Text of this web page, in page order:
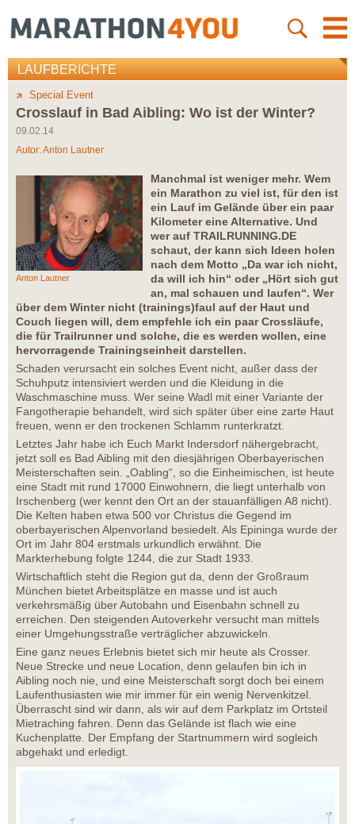
LAUFBERICHTE
Special Event
Crosslauf in Bad Aibling: Wo ist der Winter?
09.02.14
Autor:Anton Lautner
Anton Lautner
Manchmal ist weniger mehr. Wem
ein Marathon zu viel ist, für den ist
ein Lauf im Gelände über ein paar
Kilometer eine Alternative. Und
wer auf TRAILRUNNING.DE
schaut, der kann sich Ideen holen
nach dem Motto „Da war ich nicht,
da will ich hin“ oder „Hört sich gut
an, mal schauen und laufen“. Wer
über dem Winter nicht (trainings)faul auf der Haut und
Couch liegen will, dem empfehle ich ein paar Crossläufe,
die für Trailrunner und solche, die es werden wollen, eine
hervorragende Trainingseinheit darstellen.
Schaden verursacht ein solches Event nicht, außer dass der
Schuhputz intensiviert werden und die Kleidung in die
Waschmaschine muss. Wer seine Wadl mit einer Variante der
Fangotherapie behandelt, wird sich später über eine zarte Haut
freuen, wenn er den trockenen Schlamm runterkratzt.
Letztes Jahr habe ich Euch Markt Indersdorf nähergebracht,
jetzt soll es Bad Aibling mit den diesjährigen Oberbayerischen
Meisterschaften sein. „Oabling“, so die Einheimischen, ist heute
eine Stadt mit rund 17000 Einwohnern, die liegt unterhalb von
Irschenberg (wer kennt den Ort an der stauanfälligen A8 nicht).
Die Kelten haben etwa 500 vor Christus die Gegend im
oberbayerischen Alpenvorland besiedelt. Als Epininga wurde der
Ort im Jahr 804 erstmals urkundlich erwähnt. Die
Markterhebung folgte 1244, die zur Stadt 1933.
Wirtschaftlich steht die Region gut da, denn der Großraum
München bietet Arbeitsplätze en masse und ist auch
verkehrsmäßig über Autobahn und Eisenbahn schnell zu
erreichen. Den steigenden Autoverkehr versucht man mittels
einer Umgehungsstraße verträglicher abzuwickeln.
Eine ganz neues Erlebnis bietet sich mir heute als Crosser.
Neue Strecke und neue Location, denn gelaufen bin ich in
Aibling noch nie, und eine Meisterschaft sorgt doch bei einem
Laufenthusiasten wie mir immer für ein wenig Nervenkitzel.
Überrascht sind wir dann, als wir auf dem Parkplatz im Ortsteil
Mietraching fahren. Denn das Gelände ist flach wie eine
Kuchenplatte. Der Empfang der Startnummern wird sogleich
abgehakt und erledigt.